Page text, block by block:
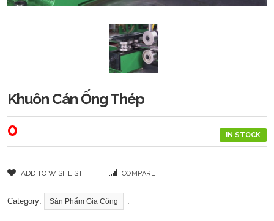
Khuôn Cán Ống Thép
0 IN STOCK
ADD TO WISHLIST COMPARE
Category: Sản Phẩm Gia Công .